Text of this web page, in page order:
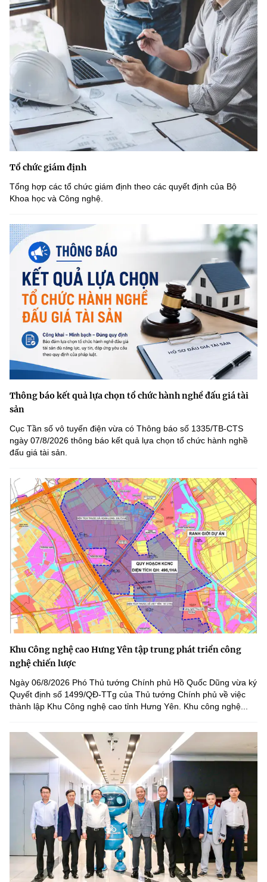
Tổ chức giám định
Tổng hợp các tổ chức giám định theo các quyết định của Bộ
Khoa học và Công nghệ.
Thông báo kết quả lựa chọn tổ chức hành nghề đấu giá tài
sản
Cục Tần số vô tuyến điện vừa có Thông báo số 1335/TB-CTS
ngày 07/8/2026 thông báo kết quả lựa chọn tổ chức hành nghề
đấu giá tài sản.
Khu Công nghệ cao Hưng Yên tập trung phát triển công
nghệ chiến lược
Ngày 06/8/2026 Phó Thủ tướng Chính phủ Hồ Quốc Dũng vừa ký
Quyết định số 1499/QĐ-TTg của Thủ tướng Chính phủ về việc
thành lập Khu Công nghệ cao tỉnh Hưng Yên. Khu công nghệ...